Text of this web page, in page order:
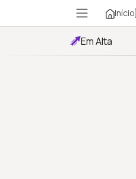
Início
Em Alta